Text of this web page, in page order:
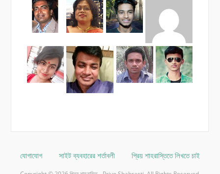
যোগাযোগ সাইট ব্যবহারের শর্তাবলী প্রিয় শাহরাস্তিতে লিখতে চাই